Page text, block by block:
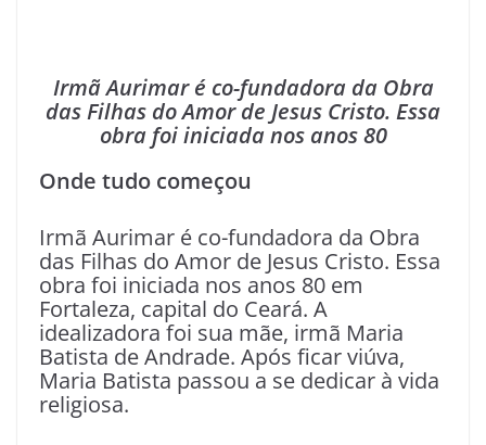
Irmã Aurimar é co-fundadora da Obra
das Filhas do Amor de Jesus Cristo. Essa
obra foi iniciada nos anos 80
Onde tudo começou
Irmã Aurimar é co-fundadora da Obra
das Filhas do Amor de Jesus Cristo. Essa
obra foi iniciada nos anos 80 em
Fortaleza, capital do Ceará. A
idealizadora foi sua mãe, irmã Maria
Batista de Andrade. Após ficar viúva,
Maria Batista passou a se dedicar à vida
religiosa.